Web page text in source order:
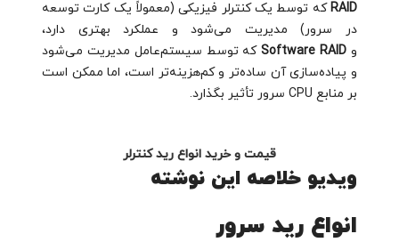
RAIDکه توسط یک کنترلر فیزیکی (معمولاً یک کارت توسعه
در سرور) مدیریت می‌شود و عملکرد بهتری دارد،
و Software RAIDکه توسط سیستم‌عامل مدیریت می‌شود
و پیاده‌سازی آن ساده‌تر و کم‌هزینه‌تر است، اما ممکن است
بر منابع CPU سرور تأثیر بگذارد.
قیمت و خرید انواع رید کنترلر
ویدیو خلاصه این نوشته
انواع رید سرور